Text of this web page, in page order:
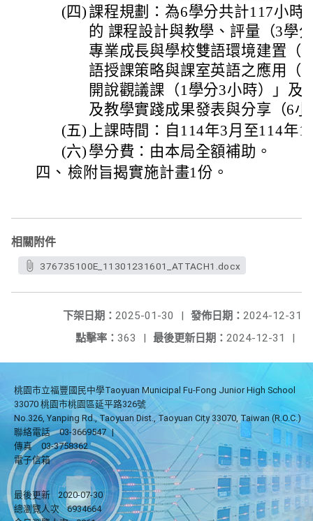
(四)課程規劃：為6學分共計117小時
的 課程設計與教學、評量（3學
專業成長與學校雙語環境建置（
語授課策略與課室英語之應用（
開說觀議課（1學分3小時）」及
及教學實踐成果發表與分享（6
(五) 上課時間：自114年3月至114年
(六) 學分費：由本局全額補助。
四、 檢附旨揭實施計畫1份。
相關附件
376735100E_11301231601_ATTACH1.docx
發佈日期： 2024-12-31
下架日期： 2025-01-30
|
最後更新日期： 2024-12-31 |
點擊率： 363 |
桃園市立福豐國民中學Taoyuan Municipal Fu-Fong Junior High School
33070 桃園市桃園區延平路326號
No.326, Yanping Rd., Taoyuan Dist., Taoyuan City 33070, Taiwan (R.O.C.)
聯絡電話
03-3669547 |
傳真
03-3758362
電子信箱
最後更新
2020-07-30
總瀏覽人次
6934664